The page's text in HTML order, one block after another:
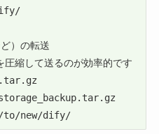
）の転送
縮して送るのが効率的です
to/new/dify/